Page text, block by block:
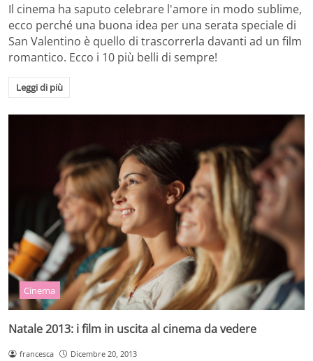
Il cinema ha saputo celebrare l'amore in modo sublime,
ecco perché una buona idea per una serata speciale di
San Valentino è quello di trascorrerla davanti ad un film
romantico. Ecco i 10 più belli di sempre!
Leggi di più
Cinema
Natale 2013: i film in uscita al cinema da vedere
francesca Dicembre 20, 2013